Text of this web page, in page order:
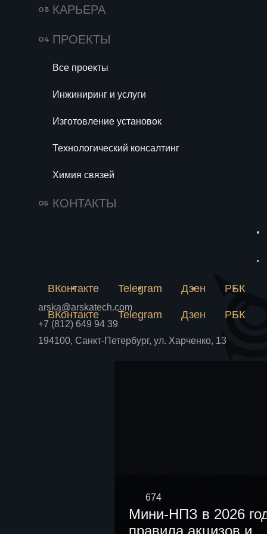
КАРЬЕРА
ПРОЕКТЫ
Все проекты
Инжиниринг и услуги
Изготовление установок
Технологический консалтинг
Химия связей
КОНТАКТЫ
Пригласить
Пригласить
ВКонтакте
ВКонтакте
Telegram
Telegram
Дзен
Дзен
РБК
РБК
arska@arskatech.com
+7 (812) 649 94 39
194100, Санкт-Петербург, ул. Харченко, 13
ВАМ МОЖЕТ
674
Мини-НПЗ в 2026
правила акцизов и